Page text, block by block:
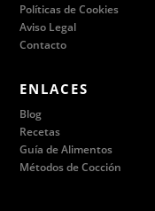
Políticas de Cookies
Aviso Legal
Contacto
ENLACES
Blog
Recetas
Guía de Alimentos
Métodos de Cocción